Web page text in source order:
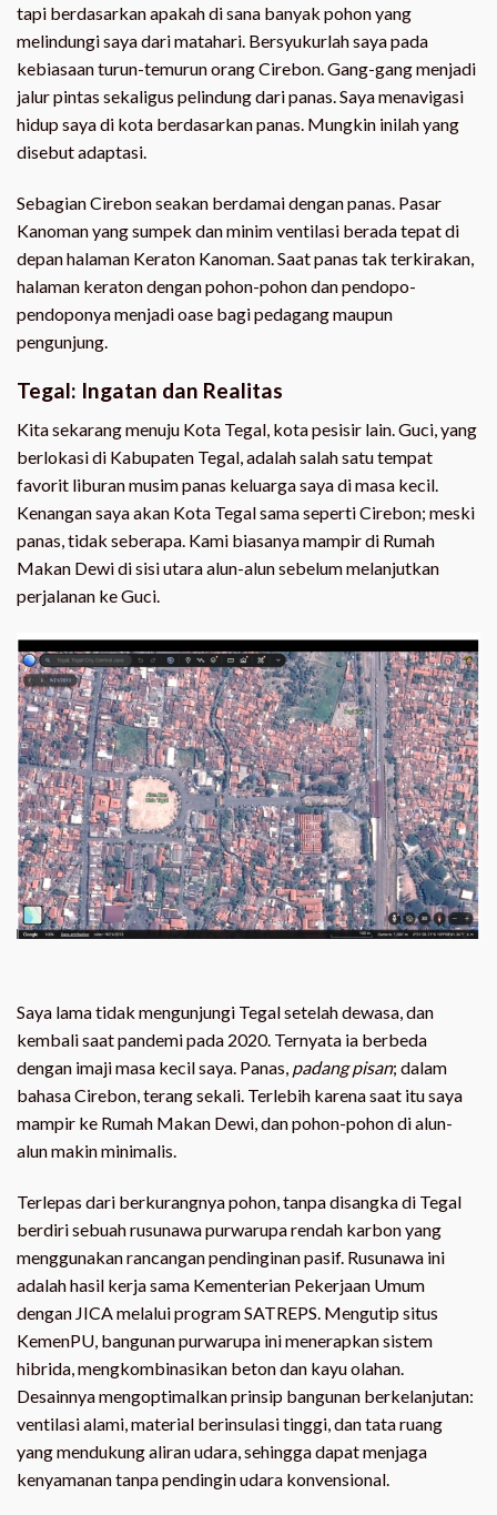
tapi berdasarkan apakah di sana banyak pohon yang
melindungi saya dari matahari. Bersyukurlah saya pada
kebiasaan turun-temurun orang Cirebon. Gang-gang menjadi
jalur pintas sekaligus pelindung dari panas. Saya menavigasi
hidup saya di kota berdasarkan panas. Mungkin inilah yang
disebut adaptasi.
Sebagian Cirebon seakan berdamai dengan panas. Pasar
Kanoman yang sumpek dan minim ventilasi berada tepat di
depan halaman Keraton Kanoman. Saat panas tak terkirakan,
halaman keraton dengan pohon-pohon dan pendopo-
pendoponya menjadi oase bagi pedagang maupun
pengunjung.
Tegal: Ingatan dan Realitas
Kita sekarang menuju Kota Tegal, kota pesisir lain. Guci, yang
berlokasi di Kabupaten Tegal, adalah salah satu tempat
favorit liburan musim panas keluarga saya di masa kecil.
Kenangan saya akan Kota Tegal sama seperti Cirebon; meski
panas, tidak seberapa. Kami biasanya mampir di Rumah
Makan Dewi di sisi utara alun-alun sebelum melanjutkan
perjalanan ke Guci.
Saya lama tidak mengunjungi Tegal setelah dewasa, dan
kembali saat pandemi pada 2020. Ternyata ia berbeda
dengan imaji masa kecil saya. Panas, padang pisan; dalam
bahasa Cirebon, terang sekali. Terlebih karena saat itu saya
mampir ke Rumah Makan Dewi, dan pohon-pohon di alun-
alun makin minimalis.
Terlepas dari berkurangnya pohon, tanpa disangka di Tegal
berdiri sebuah rusunawa purwarupa rendah karbon yang
menggunakan rancangan pendinginan pasif. Rusunawa ini
adalah hasil kerja sama Kementerian Pekerjaan Umum
dengan JICA melalui program SATREPS. Mengutip situs
KemenPU, bangunan purwarupa ini menerapkan sistem
hibrida, mengkombinasikan beton dan kayu olahan.
Desainnya mengoptimalkan prinsip bangunan berkelanjutan:
ventilasi alami, material berinsulasi tinggi, dan tata ruang
yang mendukung aliran udara, sehingga dapat menjaga
kenyamanan tanpa pendingin udara konvensional.